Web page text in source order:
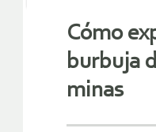
Cómo
burbuja
minas